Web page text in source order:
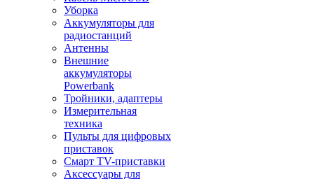
Уборка
Аккумуляторы для
радиостанций
Антенны
Внешние
аккумуляторы
Powerbank
Тройники, адаптеры
Измерительная
техника
Пульты для цифровых
приставок
Смарт ТV-приставки
Аксессуары для